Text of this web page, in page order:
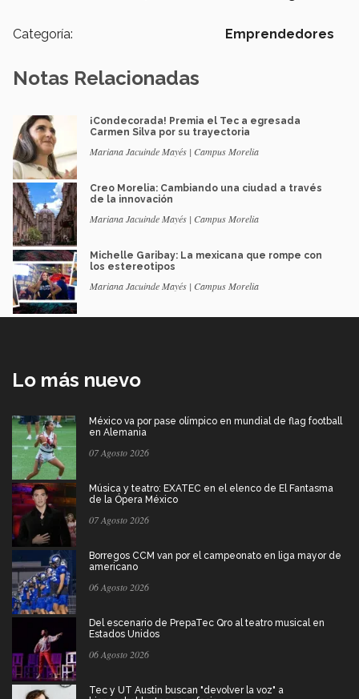
Categoría: Emprendedores
Notas Relacionadas
¡Condecorada! Premia el Tec a egresada
Carmen Silva por su trayectoria
Mariana Jacuinde Mayés | Campus Morelia
Creo Morelia: Cambiando una ciudad a través
de la innovación
Mariana Jacuinde Mayés | Campus Morelia
Michelle Garibay: La mexicana que rompe con
los estereotipos
Mariana Jacuinde Mayés | Campus Morelia
Lo más nuevo
México va por pase olímpico en mundial de flag football
en Alemania
07 Agosto 2026
Música y teatro: EXATEC en el elenco de El Fantasma
de la Ópera México
07 Agosto 2026
Borregos CCM van por el campeonato en liga mayor de
americano
06 Agosto 2026
Del escenario de PrepaTec Qro al teatro musical en
Estados Unidos
06 Agosto 2026
Tec y UT Austin buscan "devolver la voz" a